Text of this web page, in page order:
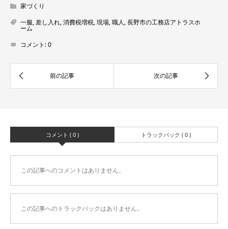
家づくり
一服,差し入れ,消費税増税,現場,職人,長野市の工務店アトラスホ
ーム
コメント:0
コメント ( 0 ) トラックバック ( 0 )
この記事へのコメントはありません。
この記事へのトラックバックはありません。